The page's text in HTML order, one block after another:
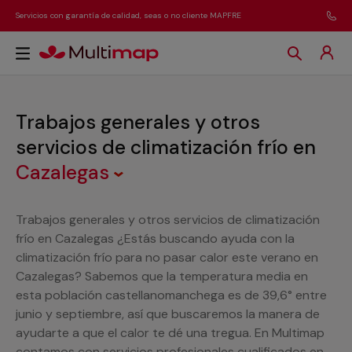
Servicios con garantía de calidad, seas o no cliente MAPFRE
Trabajos generales y otros
servicios de climatización frío en
Cazalegas
Trabajos generales y otros servicios de climatización
frío en Cazalegas ¿Estás buscando ayuda con la
climatización frío para no pasar calor este verano en
Cazalegas? Sabemos que la temperatura media en
esta población castellanomanchega es de 39,6° entre
junio y septiembre, así que buscaremos la manera de
ayudarte a que el calor te dé una tregua. En Multimap